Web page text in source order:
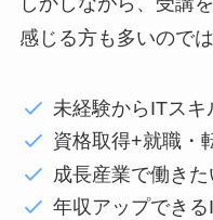
感じる方も多いので
未経験からITス
資格取得+就職・
成長産業で働きた
年収アップでき